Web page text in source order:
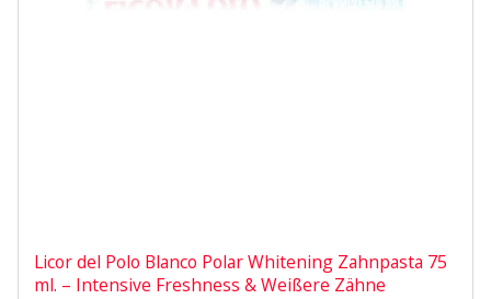
Licor del Polo Blanco Polar Whitening Zahnpasta 75
ml. – Intensive Freshness & Weißere Zähne